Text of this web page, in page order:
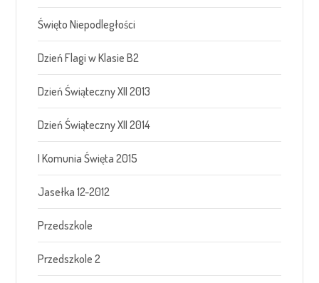
Święto Niepodległości
Dzień Flagi w Klasie B2
Dzień Świąteczny XII 2013
Dzień Świąteczny XII 2014
I Komunia Święta 2015
Jasełka 12-2012
Przedszkole
Przedszkole 2